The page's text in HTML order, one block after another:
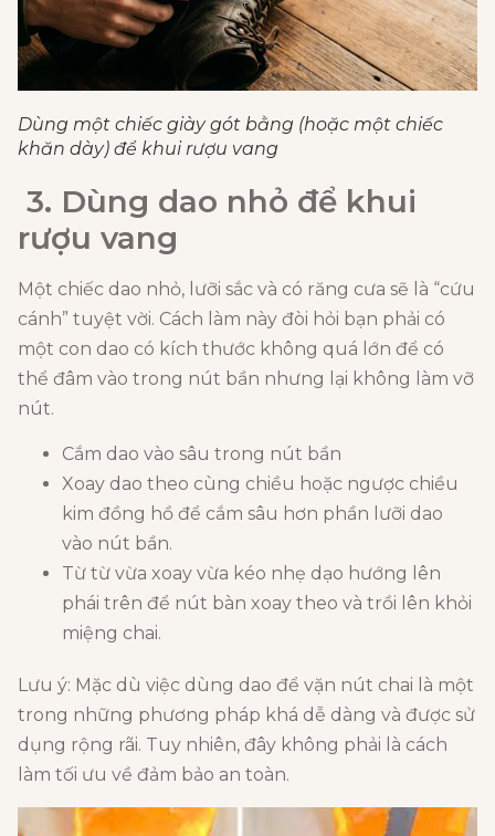
Dùng một chiếc giày gót bằng (hoặc một chiếc
khăn dày) để khui rượu vang
3. Dùng dao nhỏ để khui
rượu vang
Một chiếc dao nhỏ, lưỡi sắc và có răng cưa sẽ là “cứu
cánh” tuyệt vời. Cách làm này đòi hỏi bạn phải có
một con dao có kích thước không quá lớn để có
thể đâm vào trong nút bần nhưng lại không làm vỡ
nút.
Cắm dao vào sâu trong nút bần
Xoay dao theo cùng chiều hoặc ngược chiều
kim đồng hồ để cắm sâu hơn phần lưỡi dao
vào nút bần.
Từ từ vừa xoay vừa kéo nhẹ dạo hướng lên
phái trên để nút bàn xoay theo và trồi lên khỏi
miệng chai.
Lưu ý: Mặc dù việc dùng dao để vặn nút chai là một
trong những phương pháp khá dễ dàng và được sử
dụng rộng rãi. Tuy nhiên, đây không phải là cách
làm tối ưu về đảm bảo an toàn.